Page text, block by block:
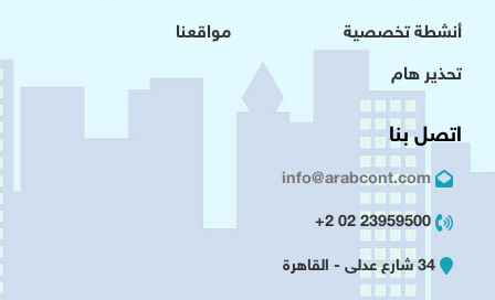
أنشطة تخصصية
تحذير هام
مواقعنا
اتصل بنا
info@arabcont.com
23959500 02 2+
34 شارع عدلى - القاهرة